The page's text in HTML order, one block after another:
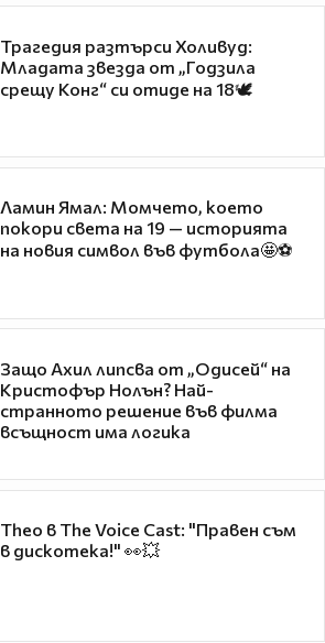
Трагедия разтърси Холивуд:
Младата звезда от „Годзила
срещу Конг“ си отиде на 18🕊️
Ламин Ямал: Момчето, което
покори света на 19 — историята
на новия символ във футбола🤩⚽
Защо Ахил липсва от „Одисей“ на
Кристофър Нолън? Най-
странното решение във филма
всъщност има логика
Theo в The Voice Cast: "Правен съм
в дискотека!" 👀💥